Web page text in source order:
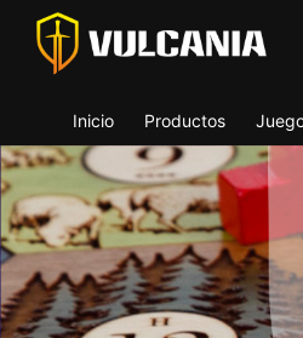
Inicio Productos